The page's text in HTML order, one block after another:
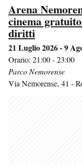
Arena
cinema
diritti
21 Luglio 2026 - 9
Orario: 21:00 - 23:00
Parco Nemorense
Via Nemorense, 41 -